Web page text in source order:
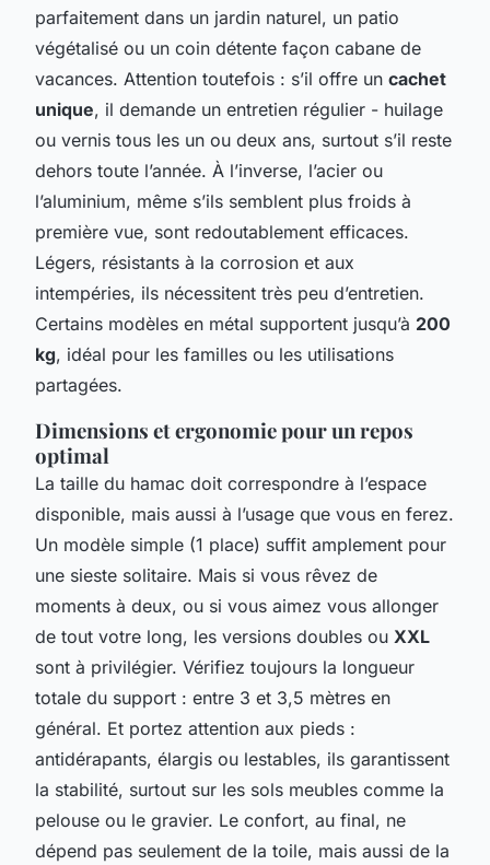
parfaitement dans un jardin naturel, un patio
végétalisé ou un coin détente façon cabane de
vacances. Attention toutefois : s’il offre un cachet
unique, il demande un entretien régulier - huilage
ou vernis tous les un ou deux ans, surtout s’il reste
dehors toute l’année. À l’inverse, l’acier ou
l’aluminium, même s’ils semblent plus froids à
première vue, sont redoutablement efficaces.
Légers, résistants à la corrosion et aux
intempéries, ils nécessitent très peu d’entretien.
Certains modèles en métal supportent jusqu’à 200
kg, idéal pour les familles ou les utilisations
partagées.
Dimensions et ergonomie pour un repos
optimal
La taille du hamac doit correspondre à l’espace
disponible, mais aussi à l’usage que vous en ferez.
Un modèle simple (1 place) suffit amplement pour
une sieste solitaire. Mais si vous rêvez de
moments à deux, ou si vous aimez vous allonger
de tout votre long, les versions doubles ou XXL
sont à privilégier. Vérifiez toujours la longueur
totale du support : entre 3 et 3,5 mètres en
général. Et portez attention aux pieds :
antidérapants, élargis ou lestables, ils garantissent
la stabilité, surtout sur les sols meubles comme la
pelouse ou le gravier. Le confort, au final, ne
dépend pas seulement de la toile, mais aussi de la